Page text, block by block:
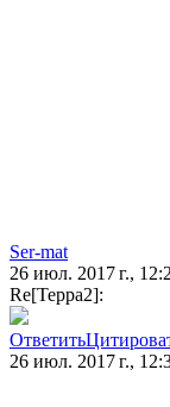
Ser-mat
26 июл. 2017 г.,
Re[Терра2]:
Ответить
26 июл. 2017 г.,